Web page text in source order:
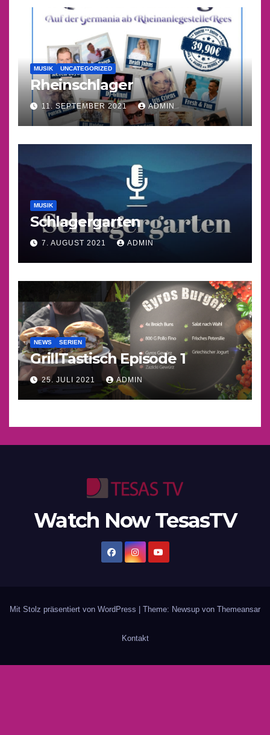
MUSIK UNCATEGORIZED
Rheinschlager
11. SEPTEMBER 2021 ADMIN
MUSIK
Schlagergarten
7. AUGUST 2021 ADMIN
NEWS SERIEN
GrillTastisch Episode 1
25. JULI 2021 ADMIN
Watch Now TesasTV
Mit Stolz präsentiert von WordPress | Theme: Newsup von Themeansar
Kontakt